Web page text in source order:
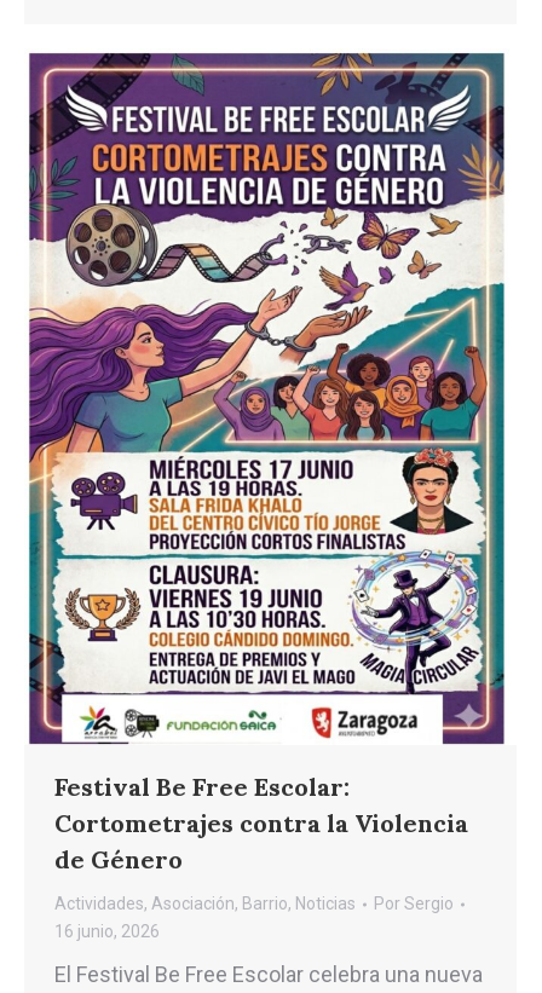
Festival Be Free Escolar:
Cortometrajes contra la Violencia
de Género
Actividades, Asociación, Barrio, Noticias PorSergio
16 junio, 2026
El Festival Be Free Escolar celebra una nueva